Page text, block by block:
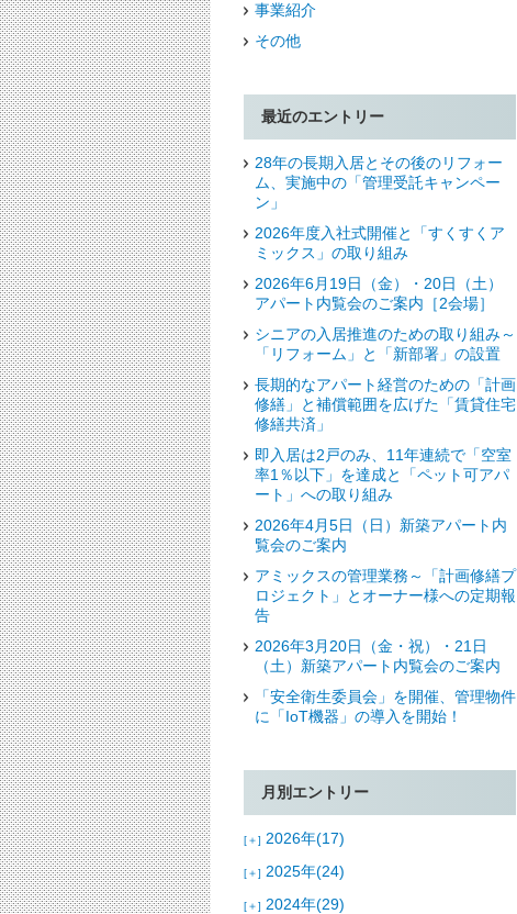
事業紹介
その他
最近のエントリー
28年の長期入居とその後のリフォー
ム、実施中の「管理受託キャンペー
ン」
2026年度入社式開催と「すくすくア
ミックス」の取り組み
2026年6月19日（金）・20日（土）
アパート内覧会のご案内［2会場］
シニアの入居推進のための取り組み～
「リフォーム」と「新部署」の設置
長期的なアパート経営のための「計画
修繕」と補償範囲を広げた「賃貸住宅
修繕共済」
即入居は2戸のみ、11年連続で「空室
率1％以下」を達成と「ペット可アパ
ート」への取り組み
2026年4月5日（日）新築アパート内
覧会のご案内
アミックスの管理業務～「計画修繕プ
ロジェクト」とオーナー様への定期報
告
2026年3月20日（金・祝）・21日
（土）新築アパート内覧会のご案内
「安全衛生委員会」を開催、管理物件
に「IoT機器」の導入を開始！
月別エントリー
[＋] 2026年(17)
[＋] 2025年(24)
[＋] 2024年(29)